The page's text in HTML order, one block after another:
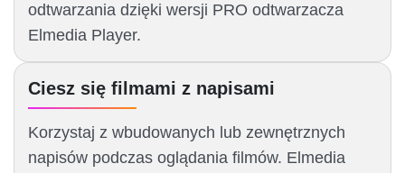
odtwarzania dzięki wersji PRO odtwarzacza
Elmedia Player.
Ciesz się filmami z napisami
Korzystaj z wbudowanych lub zewnętrznych
napisów podczas oglądania filmów. Elmedia